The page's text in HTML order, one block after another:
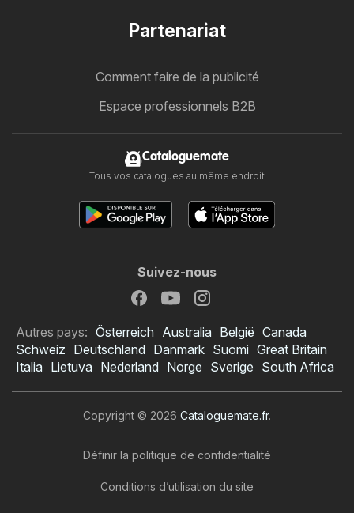
Partenariat
Comment faire de la publicité
Espace professionnels B2B
Cataloguemate
Tous vos catalogues au même endroit
Suivez-nous
Autres pays: Österreich Australia België Canada
Schweiz Deutschland Danmark Suomi Great Britain
Italia Lietuva Nederland Norge Sverige South Africa
Copyright © 2026 Cataloguemate.fr.
Définir la politique de confidentialité
Conditions d’utilisation du site